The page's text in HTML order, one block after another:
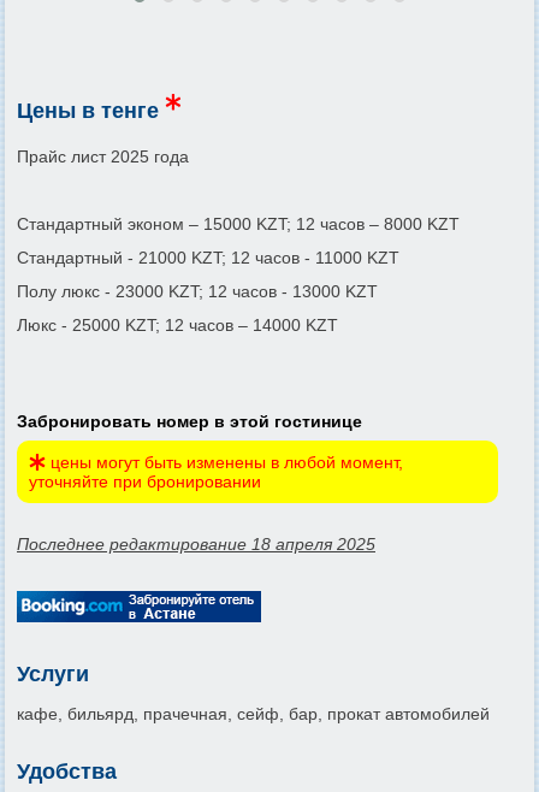
Цены в тенге
Прайс лист 2025 года
Стандартный эконом – 15000 KZT; 12 часов – 8000 KZT
Стандартный - 21000 KZT; 12 часов - 11000 KZT
Полу люкс - 23000 KZT; 12 часов - 13000 KZT
Люкс - 25000 KZT; 12 часов – 14000 KZT
Забронировать номер в этой гостинице
цены могут быть изменены в любой момент,
уточняйте при бронировании
Последнее редактирование 18 апреля 2025
Услуги
кафе, бильярд, прачечная, сейф, бар, прокат автомобилей
Удобства